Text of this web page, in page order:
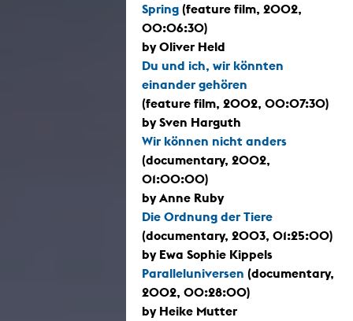
Spring (feature film, 2002,
00:06:30)
by Oliver Held
Du und ich, wir könnten
einander gehören
(feature film, 2002, 00:07:30)
by Sven Harguth
Wir können nicht anders
(documentary, 2002,
01:00:00)
by Anne Ruby
Die Ordnung der Tiere
(documentary, 2003, 01:25:00)
by Ewa Sophie Kippels
Paralleluniversen (documentary,
2002, 00:28:00)
by Heike Mutter